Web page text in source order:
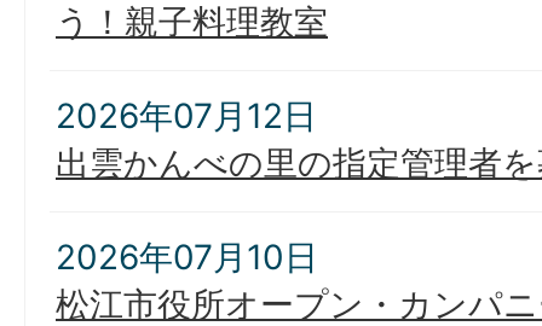
う！親子料理教室
2026年07月12日
出雲かんべの里の指定管理者
2026年07月10日
松江市役所オープン・カンパ